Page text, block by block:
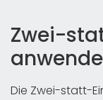
Zwei-
Die Zwei-statt-